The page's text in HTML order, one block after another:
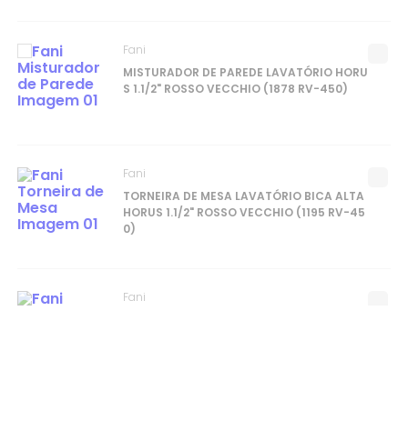
MISTURADOR DE PAREDE LAVATÓRIO HORU
S 1.1/2" ROSSO VECCHIO (1878 RV-450)
Fani
TORNEIRA DE MESA LAVATÓRIO BICA ALTA
HORUS 1.1/2" ROSSO VECCHIO (1195 RV-45
0)
Fani
Fani